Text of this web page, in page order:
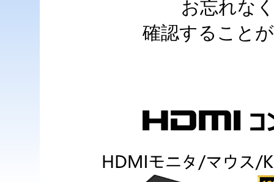
お忘れな
確認すること